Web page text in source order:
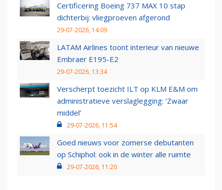
Certificering Boeing 737 MAX 10 stap
dichterbij: vliegproeven afgerond
29-07-2026, 14:09
LATAM Airlines toont interieur van nieuwe
Embraer E195-E2
29-07-2026, 13:34
Verscherpt toezicht ILT op KLM E&M om
administratieve verslaglegging: ‘Zwaar
middel’
29-07-2026, 11:54
Goed nieuws voor zomerse debutanten
op Schiphol: ook in de winter alle ruimte
29-07-2026, 11:20